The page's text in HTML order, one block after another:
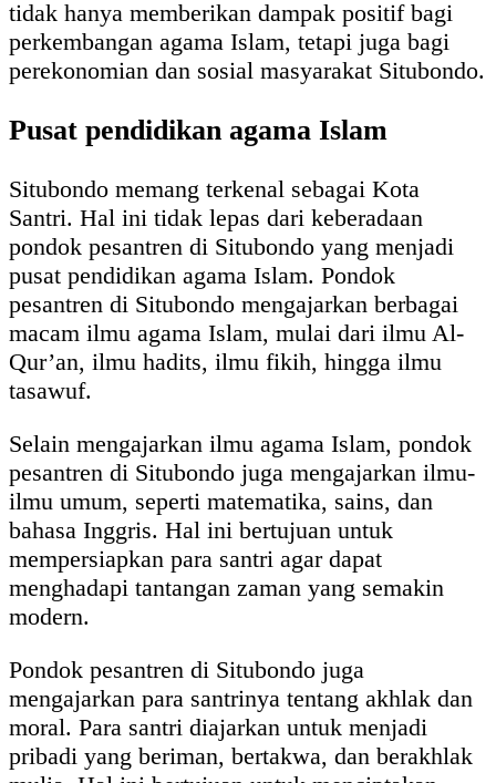
tidak hanya memberikan dampak positif bagi
perkembangan agama Islam, tetapi juga bagi
perekonomian dan sosial masyarakat Situbondo.
Pusat pendidikan agama Islam
Situbondo memang terkenal sebagai Kota
Santri. Hal ini tidak lepas dari keberadaan
pondok pesantren di Situbondo yang menjadi
pusat pendidikan agama Islam. Pondok
pesantren di Situbondo mengajarkan berbagai
macam ilmu agama Islam, mulai dari ilmu Al-
Qur’an, ilmu hadits, ilmu fikih, hingga ilmu
tasawuf.
Selain mengajarkan ilmu agama Islam, pondok
pesantren di Situbondo juga mengajarkan ilmu-
ilmu umum, seperti matematika, sains, dan
bahasa Inggris. Hal ini bertujuan untuk
mempersiapkan para santri agar dapat
menghadapi tantangan zaman yang semakin
modern.
Pondok pesantren di Situbondo juga
mengajarkan para santrinya tentang akhlak dan
moral. Para santri diajarkan untuk menjadi
pribadi yang beriman, bertakwa, dan berakhlak